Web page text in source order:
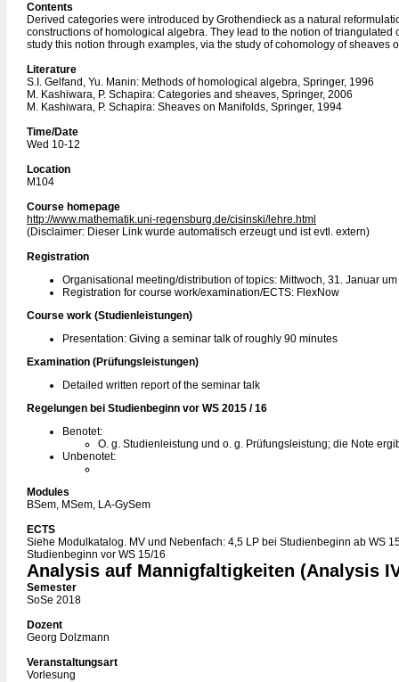
Contents
Derived categories were introduced by Grothendieck as a natural
constructions of homological algebra. They lead to the notion of triangulated
study this notion through examples, via the study of cohomology of sheaves
Literature
S.I. Gelfand, Yu. Manin: Methods of homological algebra, Springer, 1996
M. Kashiwara, P. Schapira: Categories and sheaves, Springer, 2006
M. Kashiwara, P. Schapira: Sheaves on Manifolds, Springer, 1994
Time/Date
Wed 10-12
Location
M104
Course homepage
http://www.mathematik.uni-regensburg.de/cisinski/lehre.html
(Disclaimer: Dieser Link wurde automatisch erzeugt und ist evtl. extern)
Registration
Organisational meeting/distribution of topics: Mittwoch, 31. Januar
Registration for course work/examination/ECTS: FlexNow
Course work (Studienleistungen)
Presentation: Giving a seminar talk of roughly 90 minutes
Examination (Prüfungsleistungen)
Detailed written report of the seminar talk
Regelungen bei Studienbeginn vor WS 2015 / 16
Benotet:
O. g. Studienleistung und o. g. Prüfungsleistung; die Note
Unbenotet:
Modules
BSem, MSem, LA-GySem
ECTS
Siehe Modulkatalog. MV und Nebenfach: 4,5 LP bei Studienbeginn ab WS
Studienbeginn vor WS 15/16
Analysis auf Mannigfaltigkeiten (Analysis
Semester
SoSe 2018
Dozent
Georg Dolzmann
Veranstaltungsart
Vorlesung